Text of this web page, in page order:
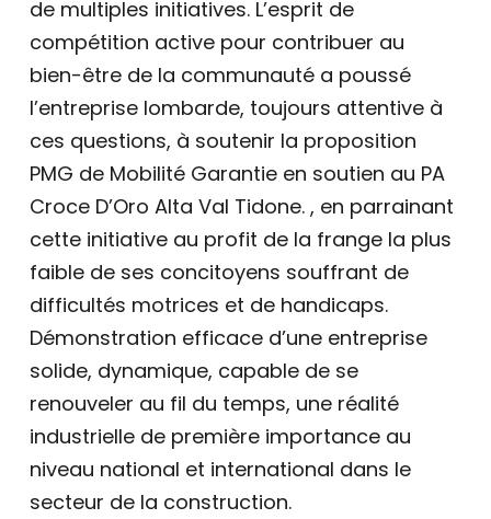
de multiples initiatives. L’esprit de
compétition active pour contribuer au
bien-être de la communauté a poussé
l’entreprise lombarde, toujours attentive à
ces questions, à soutenir la proposition
PMG de Mobilité Garantie en soutien au PA
Croce D’Oro Alta Val Tidone. , en parrainant
cette initiative au profit de la frange la plus
faible de ses concitoyens souffrant de
difficultés motrices et de handicaps.
Démonstration efficace d’une entreprise
solide, dynamique, capable de se
renouveler au fil du temps, une réalité
industrielle de première importance au
niveau national et international dans le
secteur de la construction.